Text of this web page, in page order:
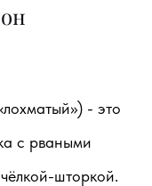
- это
с рваными
шторкой.